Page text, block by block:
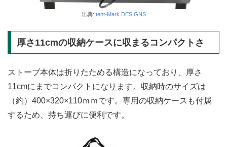
出典: tent-Mark DESIGNS
厚さ11cmの収納ケースに収まるコンパクトさ
ストーブ本体は折りたためる構造になっており、厚さ
11cmにまでコンパクトになります。収納時のサイズは
（約）400×320×110ｍｍです。専用の収納ケースも付属
するため、持ち運びに便利です。